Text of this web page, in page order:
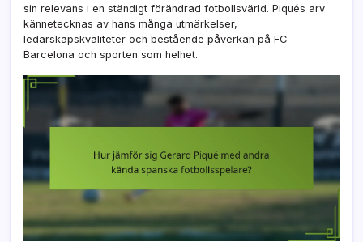
sin relevans i en ständigt förändrad fotbollsvärld. Piqués arv
kännetecknas av hans många utmärkelser,
ledarskapskvaliteter och bestående påverkan på FC
Barcelona och sporten som helhet.